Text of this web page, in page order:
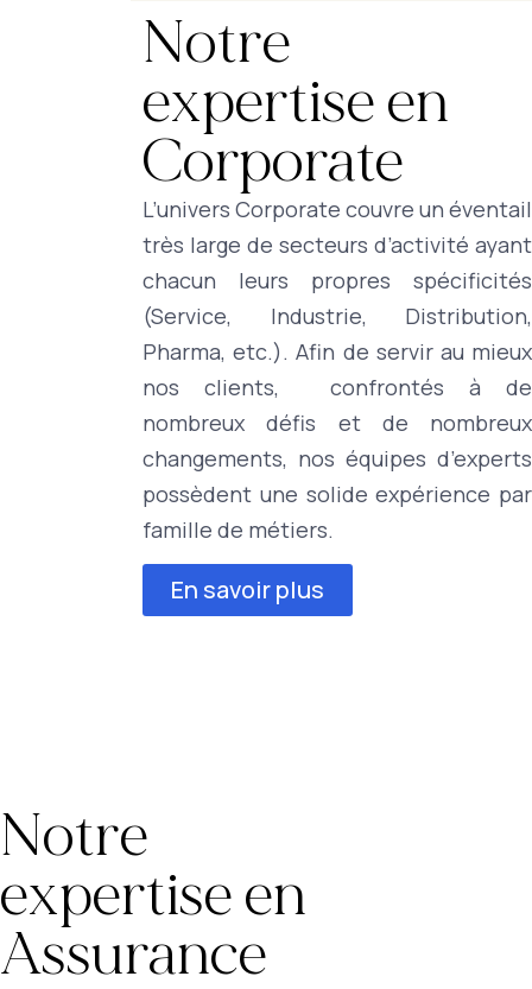
Notre
expertise en
Corporate
L’univers Corporate couvre un éventail
très large de secteurs d’activité ayant
chacun leurs propres spécificités
(Service, Industrie, Distribution,
Pharma, etc.). Afin de servir au mieux
nos clients, confrontés à de
nombreux défis et de nombreux
changements, nos équipes d’experts
possèdent une solide expérience par
famille de métiers.
En savoir plus
Notre
expertise en
Assurance